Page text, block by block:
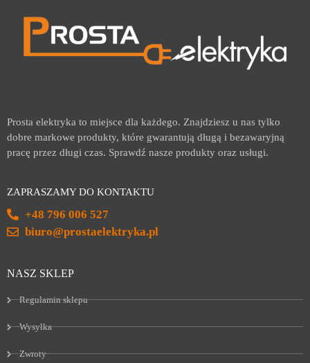
Prosta elektryka to miejsce dla każdego. Znajdziesz u nas tylko
dobre markowe produkty, które gwarantują długą i bezawaryjną
pracę przez długi czas. Sprawdź nasze produkty oraz usługi.
ZAPRASZAMY DO KONTAKTU
+48 796 006 527
biuro@prostaelektryka.pl
NASZ SKLEP
Regulamin sklepu
Wysyłka
Zwroty